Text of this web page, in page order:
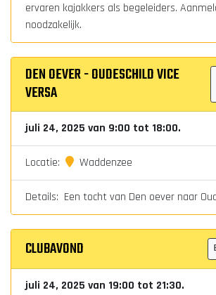
ervaren kajakkers als begeleiders.
noodzakelijk.
DEN OEVER - OUDESCHILD VICE
VERSA
juli 24, 2025 van 9:00 tot 18:00.
Locatie: Waddenzee
Details: Een tocht van Den oever naar
CLUBAVOND
juli 24, 2025 van 19:00 tot 21:30.